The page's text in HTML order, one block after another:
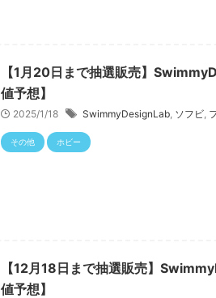
【1月20日まで抽選販売】
値予想】
2025/1/18 SwimmyDesignLab, ソフビ,
その他 ホビー
【12月18日まで抽選販売】
値予想】